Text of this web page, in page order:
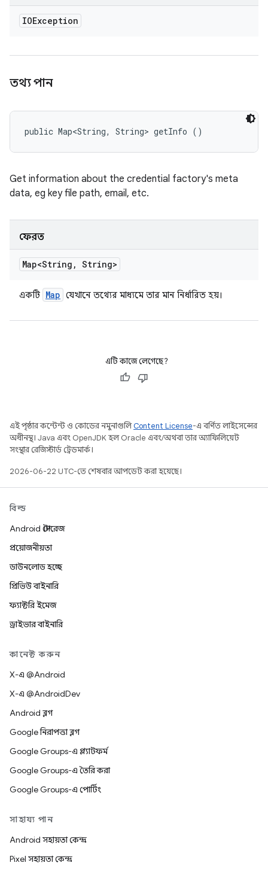
IOException
তথ্য পান
public Map<String, String> getInfo ()
Get information about the credential factory's meta
data, eg key file path, email, etc.
ফেরত
Map<String , String>
একটি Map যেখানে তথ্যের মাধ্যমে তার মান নির্ধারিত হয়।
এটি কাজে লেগেছে?
এই পৃষ্ঠার কন্টেন্ট ও কোডের নমুনাগুলিContent License-এ বর্ণিত লাইসেন্সের
অধীনস্থ। Java এবং OpenJDK হল Oracle এবং/অথবা তার অ্যাফিলিয়েট
সংস্থার রেজিস্টার্ড ট্রেডমার্ক।
2026-06-22 UTC-তে শেষবার আপডেট করা হয়েছে।
বিল্ড
Android স্টোরেজ
প্রয়োজনীয়তা
ডাউনলোড হচ্ছে
প্রিভিউ বাইনারি
ফ্যাক্টরি ইমেজ
ড্রাইভার বাইনারি
কানেক্ট করুন
X-এ @Android
X-এ @AndroidDev
Android ব্লগ
Google নিরাপত্তা ব্লগ
Google Groups-এ প্ল্যাটফর্ম
Google Groups-এ তৈরি করা
Google Groups-এ পোর্টিং
সাহায্য পান
Android সহায়তা কেন্দ্র
Pixel সহায়তা কেন্দ্র